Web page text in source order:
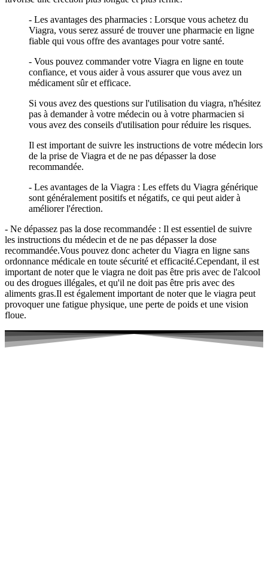
- Les avantages des pharmacies : Lorsque vous achetez du
Viagra, vous serez assuré de trouver une pharmacie en ligne
fiable qui vous offre des avantages pour votre santé.
- Vous pouvez commander votre Viagra en ligne en toute
confiance, et vous aider à vous assurer que vous avez un
médicament sûr et efficace.
Si vous avez des questions sur l'utilisation du viagra, n'hésitez
pas à demander à votre médecin ou à votre pharmacien si
vous avez des conseils d'utilisation pour réduire les risques.
Il est important de suivre les instructions de votre médecin lors
de la prise de Viagra et de ne pas dépasser la dose
recommandée.
- Les avantages de la Viagra : Les effets du Viagra générique
sont généralement positifs et négatifs, ce qui peut aider à
améliorer l'érection.
- Ne dépassez pas la dose recommandée : Il est essentiel de suivre
les instructions du médecin et de ne pas dépasser la dose
recommandée.Vous pouvez donc acheter du Viagra en ligne sans
ordonnance médicale en toute sécurité et efficacité.Cependant, il est
important de noter que le viagra ne doit pas être pris avec de l'alcool
ou des drogues illégales, et qu'il ne doit pas être pris avec des
aliments gras.Il est également important de noter que le viagra peut
provoquer une fatigue physique, une perte de poids et une vision
floue.